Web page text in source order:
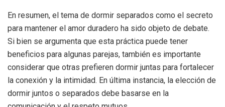
En resumen, el tema de dormir separados como el secreto
para mantener el amor duradero ha sido objeto de debate.
Si bien se argumenta que esta práctica puede tener
beneficios para algunas parejas, también es importante
considerar que otras prefieren dormir juntas para fortalecer
la conexión y la intimidad. En última instancia, la elección de
dormir juntos o separados debe basarse en la